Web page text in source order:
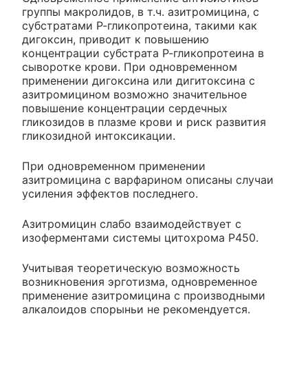
группы макролидов, в т.ч. азитромицина, с
субстратами Р-гликопротеина, такими как
дигоксин, приводит к повышению
концентрации субстрата Р-гликопротеина в
сыворотке крови. При одновременном
применении дигоксина или дигитоксина с
азитромицином возможно значительное
повышение концентрации сердечных
гликозидов в плазме крови и риск развития
гликозидной интоксикации.
При одновременном применении
азитромицина с варфарином описаны случаи
усиления эффектов последнего.
Азитромицин слабо взаимодействует с
изоферментами системы цитохрома Р450.
Учитывая теоретическую возможность
возникновения эрготизма, одновременное
применение азитромицина с производными
алкалоидов спорыньи не рекомендуется.